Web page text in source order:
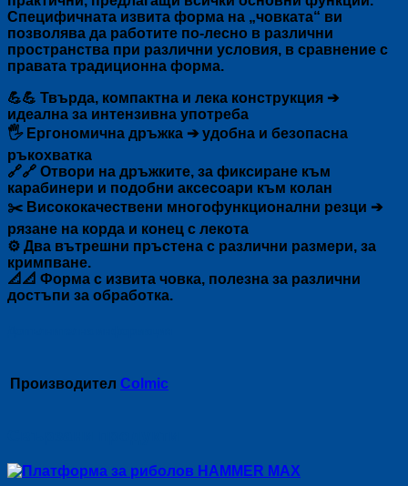
Специфичната извита форма на „човката“ ви
позволява да работите по-лесно в различни
пространства при различни условия, в сравнение с
правата традиционна форма.
💪💪 Твърда, компактна и лека конструкция ➔
идеална за интензивна употреба
🖐️ Ергономична дръжка ➔ удобна и безопасна
ръкохватка
🔗🔗 Отвори на дръжките, за фиксиране към
карабинери и подобни аксесоари към колан
✂️ Висококачествени многофункционални резци ➔
рязане на корда и конец с лекота
⚙️ Два вътрешни пръстена с различни размери, за
кримпване.
📐📐 Форма с извита човка, полезна за различни
достъпи за обработка.
Производител Colmic